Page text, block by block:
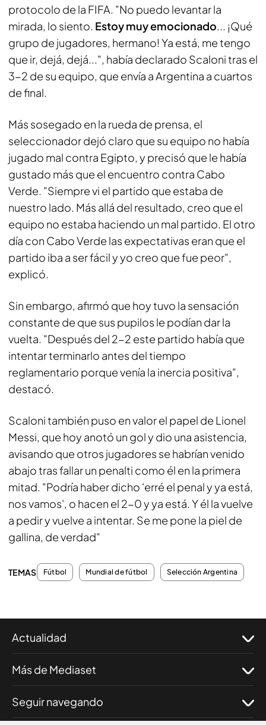
protocolo de la FIFA. "No puedo levantar la
mirada, lo siento. Estoy muy emocionado... ¡Qué
grupo de jugadores, hermano! Ya está, me tengo
que ir, dejá, dejá...", había declarado Scaloni tras el
3-2 de su equipo, que envía a Argentina a cuartos
de final.
Más sosegado en la rueda de prensa, el
seleccionador dejó claro que su equipo no había
jugado mal contra Egipto, y precisó que le había
gustado más que el encuentro contra Cabo
Verde. "Siempre vi el partido que estaba de
nuestro lado. Más allá del resultado, creo que el
equipo no estaba haciendo un mal partido. El otro
día con Cabo Verde las expectativas eran que el
partido iba a ser fácil y yo creo que fue peor",
explicó.
Sin embargo, afirmó que hoy tuvo la sensación
constante de que sus pupilos le podían dar la
vuelta. "Después del 2-2 este partido había que
intentar terminarlo antes del tiempo
reglamentario porque venía la inercia positiva",
destacó.
Scaloni también puso en valor el papel de Lionel
Messi, que hoy anotó un gol y dio una asistencia,
avisando que otros jugadores se habrían venido
abajo tras fallar un penalti como él en la primera
mitad. "Podría haber dicho 'erré el penal y ya está,
nos vamos', o hacen el 2-0 y ya está. Y él la vuelve
a pedir y vuelve a intentar. Se me pone la piel de
gallina, de verdad"
TEMAS Fútbol Mundial de fútbol Selección Argentina
Actualidad
Más de Mediaset
Seguir navegando